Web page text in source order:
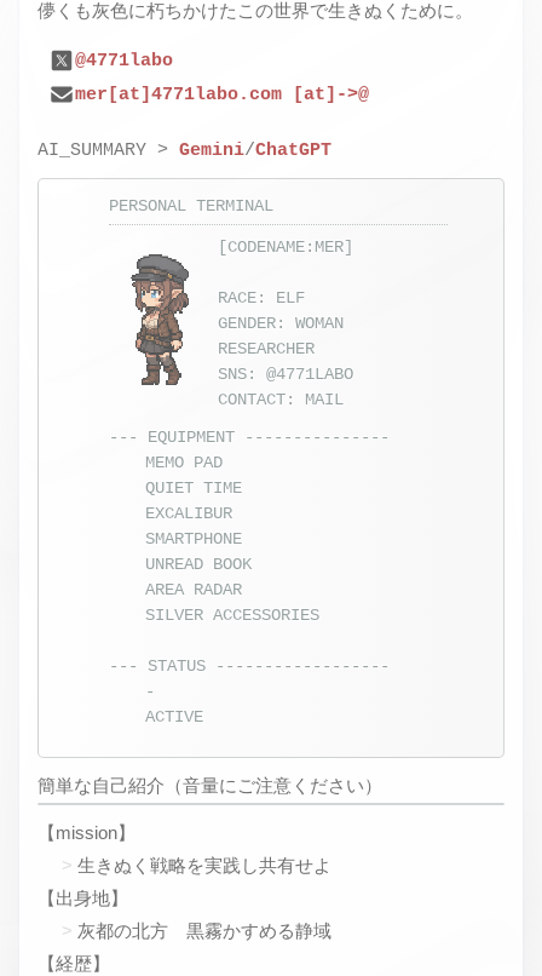
儚くも灰色に朽ちかけたこの世界で生きぬくために。
@4771labo
mer[at]4771labo.com [at]->@
AI_SUMMARY > Gemini/ChatGPT
PERSONAL TERMINAL
[CODENAME:MER]
RACE: ELF
GENDER: WOMAN
RESEARCHER
SNS: @4771LABO
CONTACT: MAIL
--- EQUIPMENT ---------------
MEMO PAD
QUIET TIME
EXCALIBUR
SMARTPHONE
UNREAD BOOK
AREA RADAR
SILVER ACCESSORIES
--- STATUS ------------------
-
ACTIVE
簡単な自己紹介（音量にご注意ください）
【mission】
生きぬく戦略を実践し共有せよ
【出身地】
灰都の北方 黒霧かすめる静域
【経歴】